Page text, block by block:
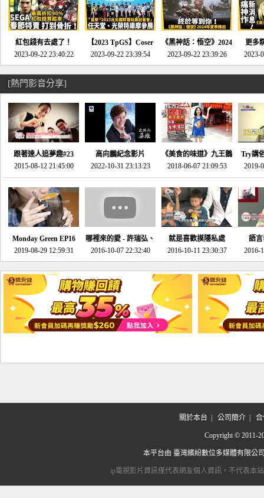
20230125
紅包錢有去處了！
SEGA春節特賣 超過85
款遊戲打到骨折-電玩
宅速配20230119
2023-09-22 23:40:22
【2023 TpGS】Coser
和Show Girl搶先看！
直擊展前記者會-電玩
2023-09-22 23:39:54
《黑神話：悟空》2024
年夏季推出！確定不會
延期齁？-電玩宅速配
2023-09-22 23:39:26
更多
《來
金鄉
2023-
[熱門影音分享]
跟著達人追夢趣#23
promo-我想開間咖啡
館(謝佳凌)
2015-08-12 21:45:00
高向鵬紀念影片
2022-10-31 23:13:23
《美食的味道》九王鵝
肉
2018-06-07 21:09:53
Try講
2019-
Monday Green EP16
超意外~環保原來可以
邊玩邊做！
2019-08-29 12:59:31
哪裡來的愛 - 許瑞弘、
李其芬
2016-10-07 22:32:40
就是喜歡摸隱私處
2016-10-11 23:30:37
語
2016-
關於本台 公司簡介| 合
Copyright © 2011-
本平台由 臺灣繽紛數位多媒體有限公
ip電視影片資訊僅代表網友個人資訊，不代表本